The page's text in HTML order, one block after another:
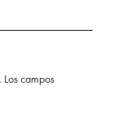
Los campos